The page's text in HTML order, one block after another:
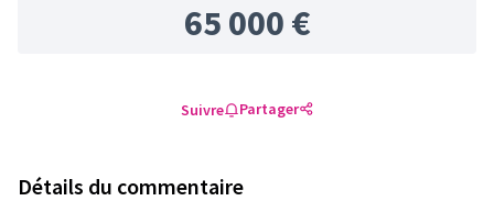
65 000 €
Suivre Partager
Détails du commentaire